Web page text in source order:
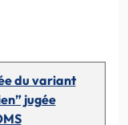
du variant
jugée